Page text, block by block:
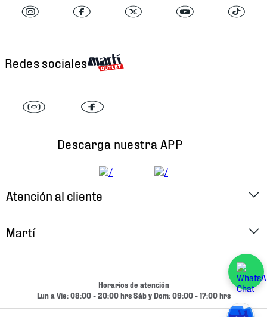
Redes sociales
Descarga nuestra APP
Atención al cliente
Cambios y Devoluciones
Martí
Horarios de atención
Lun a Vie: 08:00 - 20:00 hrs Sáb y Dom: 09:00 - 17:00 hrs